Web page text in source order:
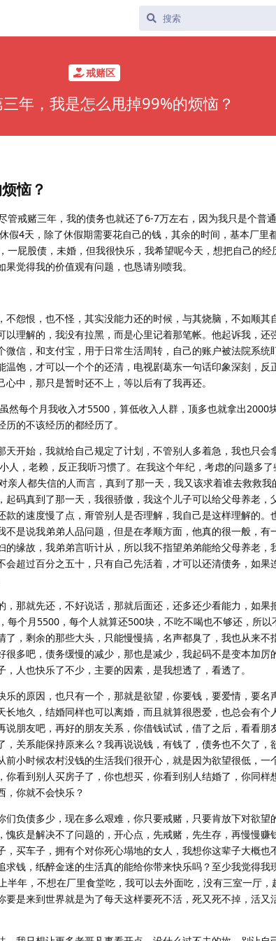
戒赌区
年，我是怎么甩掉99%的烦恼？
恼？
戒赌三年，我的债务也就还了6-7万左右，因为我只是个普
4天，除了休假期需要花自己的钱，其余的时间，基本厂里都
屁股债，未婚，但我很快乐，我希望呢今天，想把自己的经
觉得我的价值观有问题，也恳请别喷我。
怨恨，也不怪，其实没能力还的时候，与其烧脑，不如顺其
理解的，我没有拉黑，而是心里记着那笔帐。他起诉我，还
信，和支付宝，用于日常生活周转，自己的账户被法院系统
饱，才可以一个个的还清，电视剧葛东一句话印象深刻，反
中，那只是暂时还不上，等以后有了我再还。
然每个月我收入才5500，算低收入人群，顶多也就拿出2000
的不该经历的都经历了。
开始，我就给自己规定了计划，不管别人多着急，我也只会
人，老赖，反正我听习惯了。在我这个年纪，考虑的问题多
人都失信的人而言，真到了那一天，我又该求着谁去救救我
码真到了那一天，我很骄傲，我这个儿子可以给父母养老，
的速度慢了点，甭管别人是否理解，我自己是这样理解的。
是说我弟弟人品问题，但是在孝顺方面，他真的很一般，有
缘故，我弟弟言听计从，所以我不指望弟弟能给父母养老，
超过百分之五十，只有自己先活着，才可以还清债务，如果
那就先还，不好说话，那就后面还，还多还少看能力，如果
每个月5500，每个人就算还500块，不吃不喝也不够还，所以
，剩余的那些大头，只能慢慢搞，名声都臭了，我也从来不
多吧，债务缓慢的减少，那也是减少，我起码不是变本加厉
人也快乐了不少，主要的因素，是我想透了，看透了。
的原因，也只有一个，那就是欲望，你要钱，要爱情，要名
地久，结婚同样也可以离婚，而且就算很恩爱，也总会有个
朋友吧，再好的朋友关系，你借钱试试，借了之后，看看朋
关系能保持原来么？我再说说钱，有钱了，债务也不欠了，
小时候农村没钱的生活我们很开心，就是因为欲望很低，一
看到别人买房子了，你也想买，你看到别人结婚了，你同样
，你就不会快乐？
负债多少，现在多么艰难，你只要戒赌，只要肯放下对欲望
疚是解决不了问题的，开心点，先戒赌，先生存，再慢慢赚
买车子，拥有个对你死心塌地的女人，我想你这辈子大概也
钱，纸醉金迷的生活真的能给你带来快乐吗？至少我觉得我
半年，不想在厂里食堂吃，我可以去外面吃，没有三室一厅，
是来到世界就是为了每天这样要死不活，死又死不掉，活又